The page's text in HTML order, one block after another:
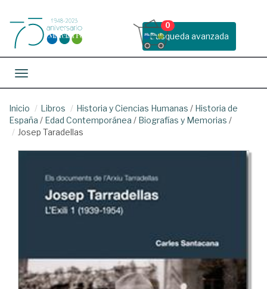
Busqueda avanzada
0
Toggle navigation
Inicio Libros Historia y Ciencias Humanas / Historia de
España / Edad Contemporánea / Biografías y Memorias /
Josep Taradellas